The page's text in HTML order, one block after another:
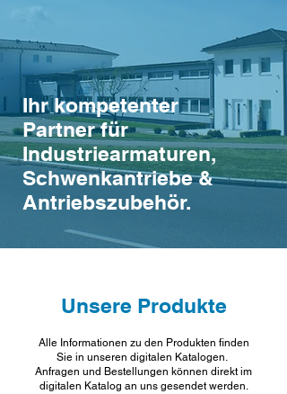
Ihr kompetenter
Partner für
Industriearmaturen,
Schwenkantriebe &
Antriebszubehör.
Unsere Produkte
Alle Informationen zu den Produkten finden
Sie in unseren digitalen Katalogen.
Anfragen und Bestellungen können direkt im
digitalen Katalog an uns gesendet werden.